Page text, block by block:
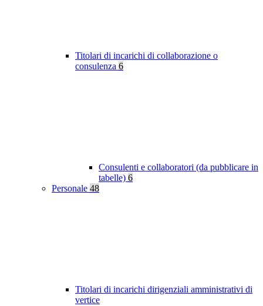
Titolari di incarichi di collaborazione o
consulenza 6
Consulenti e collaboratori (da pubblicare in
tabelle) 6
Personale 48
Titolari di incarichi dirigenziali amministrativi di
vertice